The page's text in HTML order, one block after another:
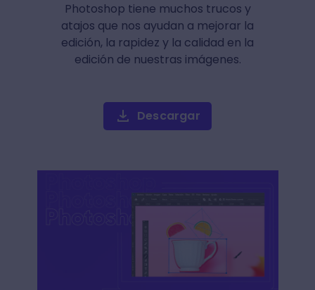
Photoshop tiene muchos trucos y
atajos que nos ayudan a mejorar la
edición, la rapidez y la calidad en la
edición de nuestras imágenes.
Descargar